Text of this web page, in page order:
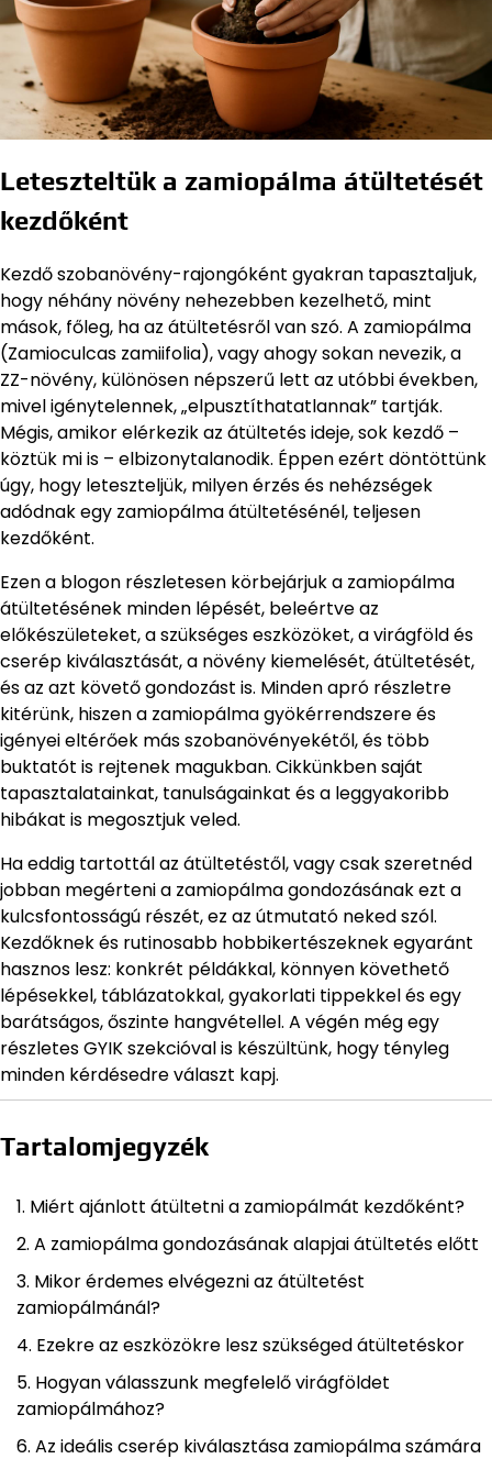
Leteszteltük a zamiopálma átültetését
kezdőként
Kezdő szobanövény-rajongóként gyakran tapasztaljuk,
hogy néhány növény nehezebben kezelhető, mint
mások, főleg, ha az átültetésről van szó. A zamiopálma
(Zamioculcas zamiifolia), vagy ahogy sokan nevezik, a
ZZ-növény, különösen népszerű lett az utóbbi években,
mivel igénytelennek, „elpusztíthatatlannak” tartják.
Mégis, amikor elérkezik az átültetés ideje, sok kezdő –
köztük mi is – elbizonytalanodik. Éppen ezért döntöttünk
úgy, hogy leteszteljük, milyen érzés és nehézségek
adódnak egy zamiopálma átültetésénél, teljesen
kezdőként.
Ezen a blogon részletesen körbejárjuk a zamiopálma
átültetésének minden lépését, beleértve az
előkészületeket, a szükséges eszközöket, a virágföld és
cserép kiválasztását, a növény kiemelését, átültetését,
és az azt követő gondozást is. Minden apró részletre
kitérünk, hiszen a zamiopálma gyökérrendszere és
igényei eltérőek más szobanövényekétől, és több
buktatót is rejtenek magukban. Cikkünkben saját
tapasztalatainkat, tanulságainkat és a leggyakoribb
hibákat is megosztjuk veled.
Ha eddig tartottál az átültetéstől, vagy csak szeretnéd
jobban megérteni a zamiopálma gondozásának ezt a
kulcsfontosságú részét, ez az útmutató neked szól.
Kezdőknek és rutinosabb hobbikertészeknek egyaránt
hasznos lesz: konkrét példákkal, könnyen követhető
lépésekkel, táblázatokkal, gyakorlati tippekkel és egy
barátságos, őszinte hangvétellel. A végén még egy
részletes GYIK szekcióval is készültünk, hogy tényleg
minden kérdésedre választ kapj.
Tartalomjegyzék
Miért ajánlott átültetni a zamiopálmát kezdőként?
A zamiopálma gondozásának alapjai átültetés előtt
Mikor érdemes elvégezni az átültetést
zamiopálmánál?
Ezekre az eszközökre lesz szükséged átültetéskor
Hogyan válasszunk megfelelő virágföldet
zamiopálmához?
Az ideális cserép kiválasztása zamiopálma számára